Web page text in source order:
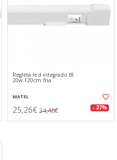
Regleta led integrado t8
20w.120cm.fria
MATEL
25,26€ 34,46€ - 27%